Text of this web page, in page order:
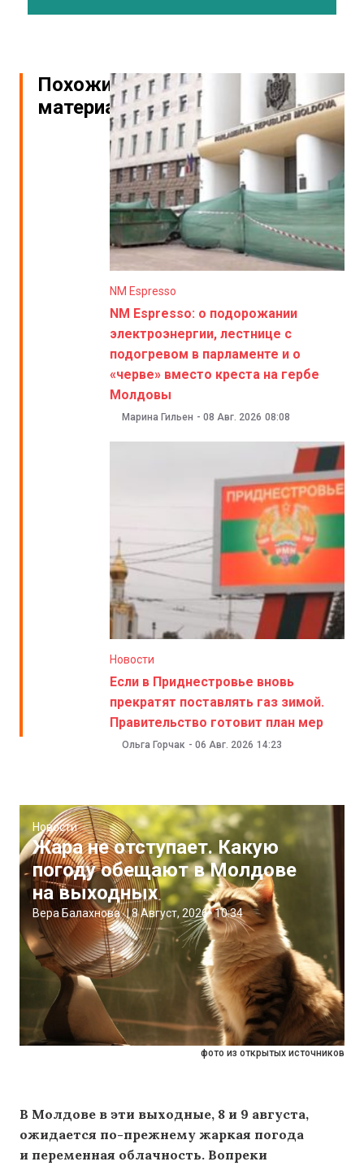
Похожие
материалы
NM Espresso
NM Espresso: о подорожании
электроэнергии, лестнице с
подогревом в парламенте и о
«черве» вместо креста на гербе
Молдовы
Марина Гильен - 08 Авг. 2026 08:08
Новости
Если в Приднестровье вновь
прекратят поставлять газ зимой.
Правительство готовит план мер
Ольга Горчак - 06 Авг. 2026 14:23
фото из открытых источников
Новости
Жара не отступает. Какую
погоду обещают в Молдове
на выходных
Вера Балахнова |8 Август, 2026 10:34
В Молдове в эти выходные, 8 и 9 августа,
ожидается по-прежнему жаркая погода
и переменная облачность. Вопреки